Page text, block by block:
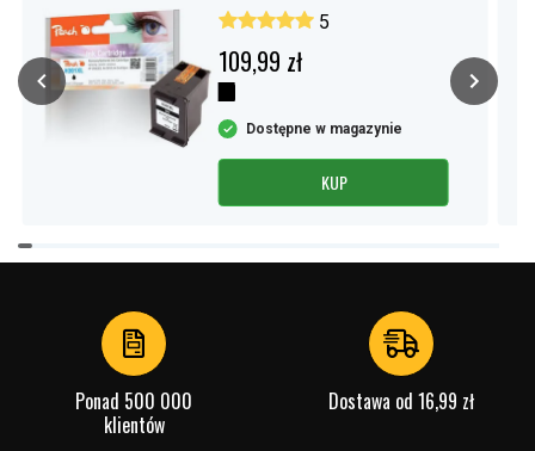
5
109,99 zł
Dostępne w magazynie
KUP
Item
1
Ponad 500 000
klientów
Dostawa od 16,99 zł